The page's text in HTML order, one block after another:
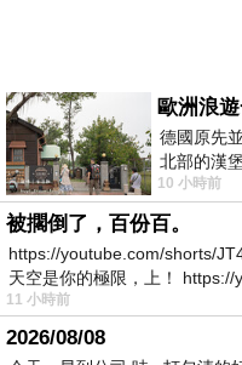
歐洲浪
德國原先
北部的漢
堡市吃晚
10 小時前
被擱倒了，百份百。
https://youtube.com/shorts/
天空是你的極限，上！
11 小時前
2026/08/08